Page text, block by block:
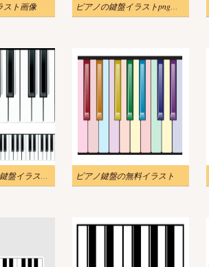
スト画像 ピアノの鍵盤イラストpng無料
無料のピアノの鍵盤イラスト画像 ピアノ鍵盤の無料イラスト